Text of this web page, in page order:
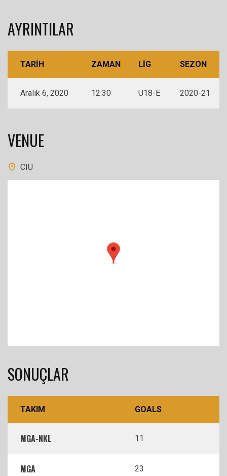
AYRINTILAR
TARIH ZAMAN LIG SEZON
Aralık 6, 2020 12:30 U18-E 2020-21
VENUE
CIU
SONUÇLAR
TAKIM GOALS
MGA-NKL 11
MGA 23